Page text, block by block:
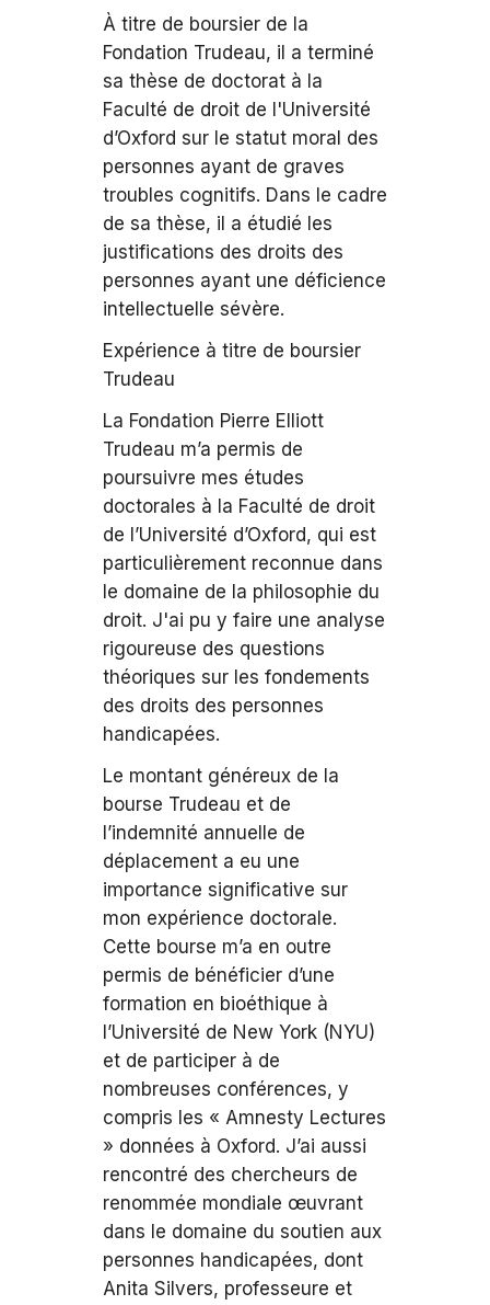
À titre de boursier de la
Fondation Trudeau, il a terminé
sa thèse de doctorat à la
Faculté de droit de l'Université
d’Oxford sur le statut moral des
personnes ayant de graves
troubles cognitifs. Dans le cadre
de sa thèse, il a étudié les
justifications des droits des
personnes ayant une déficience
intellectuelle sévère.
Expérience à titre de boursier
Trudeau
La Fondation Pierre Elliott
Trudeau m’a permis de
poursuivre mes études
doctorales à la Faculté de droit
de l’Université d’Oxford, qui est
particulièrement reconnue dans
le domaine de la philosophie du
droit. J'ai pu y faire une analyse
rigoureuse des questions
théoriques sur les fondements
des droits des personnes
handicapées.
Le montant généreux de la
bourse Trudeau et de
l’indemnité annuelle de
déplacement a eu une
importance significative sur
mon expérience doctorale.
Cette bourse m’a en outre
permis de bénéficier d’une
formation en bioéthique à
l’Université de New York (NYU)
et de participer à de
nombreuses conférences, y
compris les « Amnesty Lectures
» données à Oxford. J’ai aussi
rencontré des chercheurs de
renommée mondiale œuvrant
dans le domaine du soutien aux
personnes handicapées, dont
Anita Silvers, professeure et